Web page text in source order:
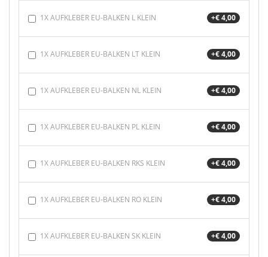
1X AUFKLEBER EU-BALKEN L KLEIN +€ 4,00
1X AUFKLEBER EU-BALKEN LT KLEIN +€ 4,00
1X AUFKLEBER EU-BALKEN NL KLEIN +€ 4,00
1X AUFKLEBER EU-BALKEN PL KLEIN +€ 4,00
1X AUFKLEBER EU-BALKEN RKS KLEIN +€ 4,00
1X AUFKLEBER EU-BALKEN RO KLEIN +€ 4,00
1X AUFKLEBER EU-BALKEN SK KLEIN +€ 4,00